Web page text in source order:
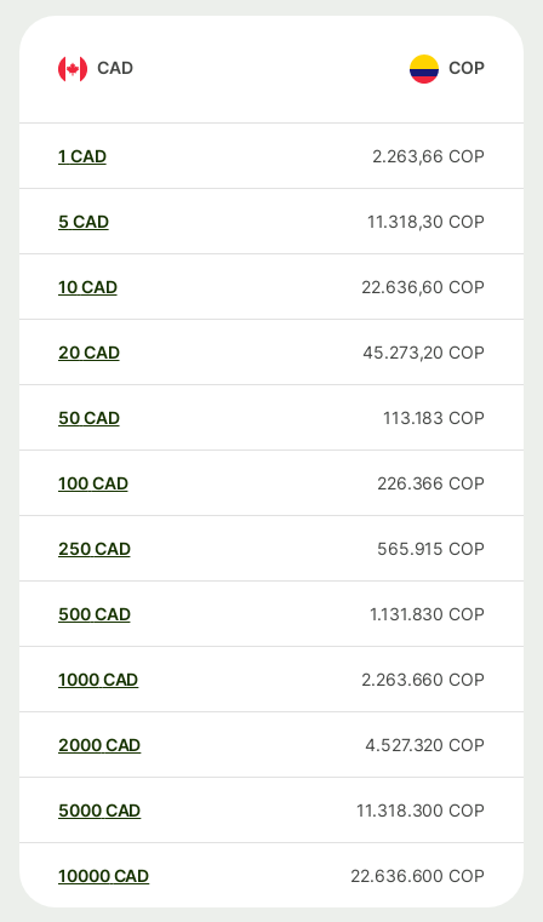
CAD COP
1 CAD 2.263,66 COP
5 CAD 11.318,30 COP
10CAD 22.636,60 COP
20CAD 45.273,20 COP
50CAD 113.183 COP
100CAD 226.366 COP
250CAD 565.915 COP
500CAD 1.131.830 COP
1000CAD 2.263.660 COP
2000CAD 4.527.320 COP
5000CAD 11.318.300 COP
10000 CAD 22.636.600 COP